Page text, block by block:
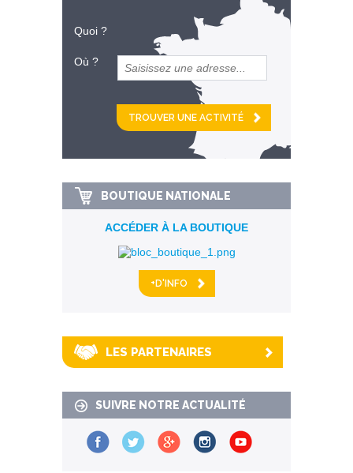
Quoi ?
Où ?
et
km alentour
BOUTIQUE NATIONALE
ACCÉDER À LA BOUTIQUE
+D'INFO
LES PARTENAIRES
SUIVRE NOTRE ACTUALITÉ